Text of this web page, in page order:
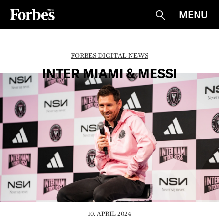
Suche
MENU
FORBES DIGITAL NEWS
INTER MIAMI & MESSI
10. APRIL 2024